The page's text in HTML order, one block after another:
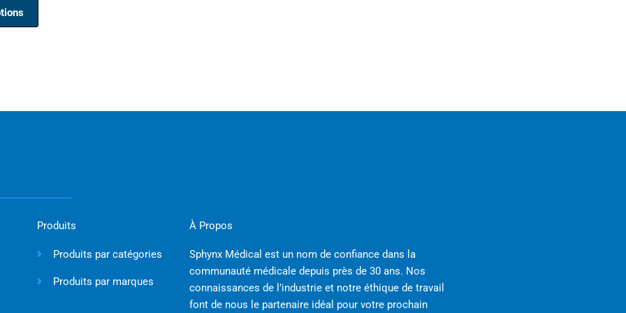
Produits
Produits par catégories
Produits par marques
À Propos
Sphynx Médical est un nom de confiance dans la
communauté médicale depuis près de 30 ans. Nos
connaissances de l’industrie et notre éthique de travail
font de nous le partenaire idéal pour votre prochain